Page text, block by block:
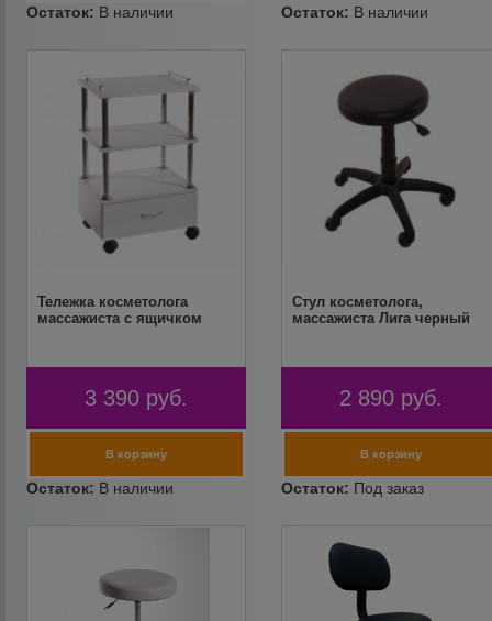
Тележка косметолога
массажиста с ящичком
3 390 руб.
Стул косметолога,
массажиста Лига черный
2 890 руб.